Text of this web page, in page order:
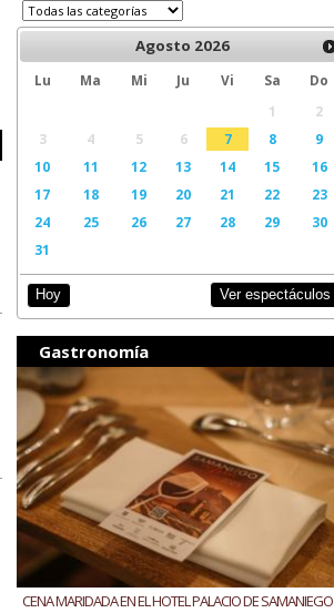
Agosto 2026
Lu Ma Mi Ju Vi Sa
Do
1
2
3
4 5 6 7 8
9
10
11 12 13 14 15
16
17
18 19 20 21 22
23
24
25 26 27 28 29
30
31
Hoy Ver espectáculos
Gastronomía
CENA MARIDADA EN EL HOTEL PALACIO DE SAMANIEGO